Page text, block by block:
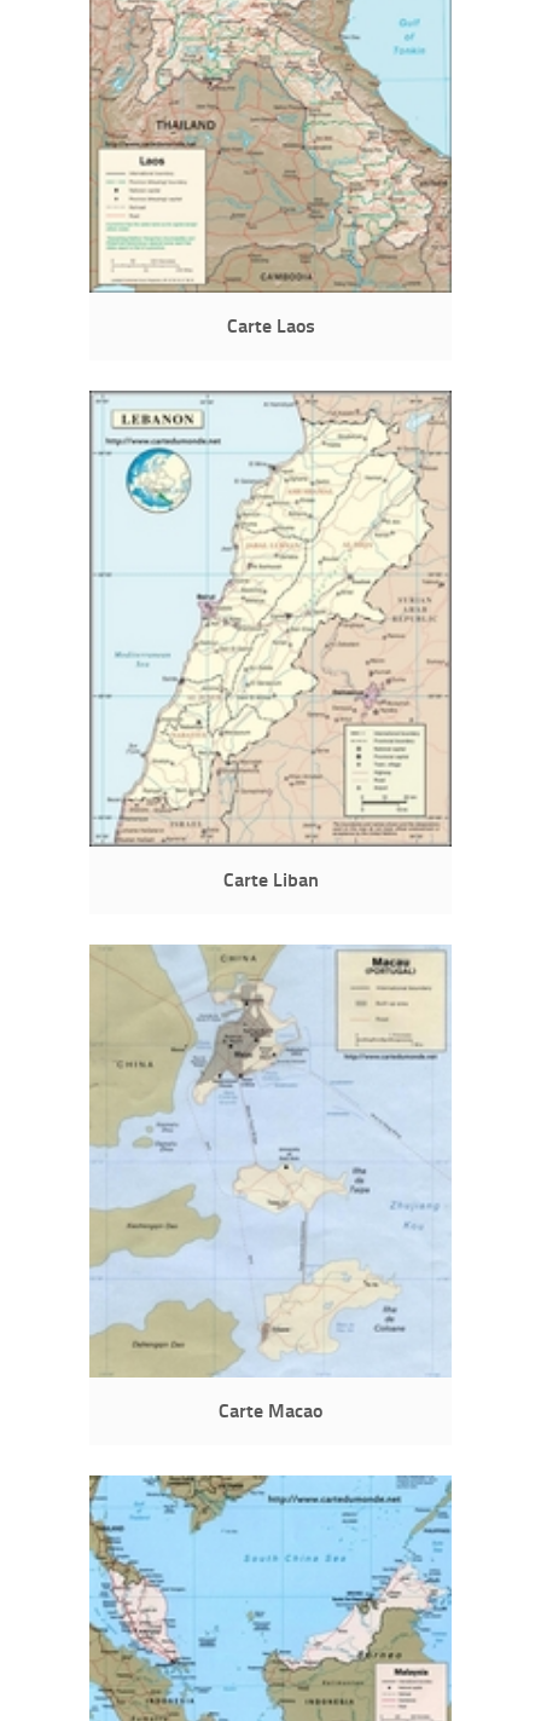
Carte Laos
Carte Liban
Carte Macao